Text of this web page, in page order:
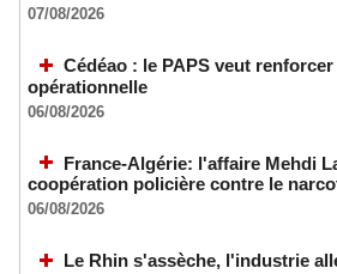
07/08/2026
Cédéao : le PAPS veut
opérationnelle
06/08/2026
France-Algérie: l'affaire Mehdi
coopération policière contre le
06/08/2026
Le Rhin s'assèche, l'industrie